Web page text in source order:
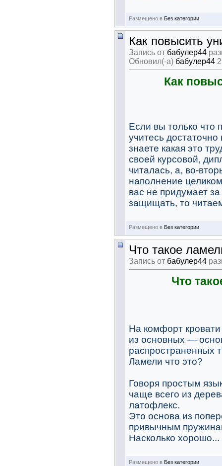
Размещено в Без категории
Как повысить
Запись от бабулер44
Обновил(-а) бабулер44
Как
Если вы только что
учитесь
знаете какая это
своей курсовой,
читалась, а, во-
наполнение
вас не придумает
защищать, то
Размещено в Без категории
Что такое
Запись от бабулер44
Что
На комфорт кровати
из основных —
распространенных
Ламели что это?
Говоря простым
чаще всего из
латофлекс.
Это основа из
привычным
Насколько хорошо...
Размещено в Без категории